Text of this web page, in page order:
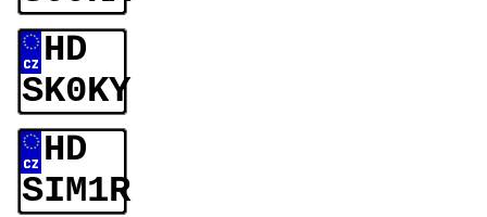
HD
SK0KY
HD
SIM1R